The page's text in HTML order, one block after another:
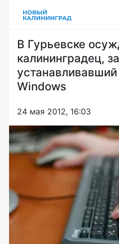
В Гурьевске
калининградец,
устанавливавший
Windows
24 мая 2012, 16:03